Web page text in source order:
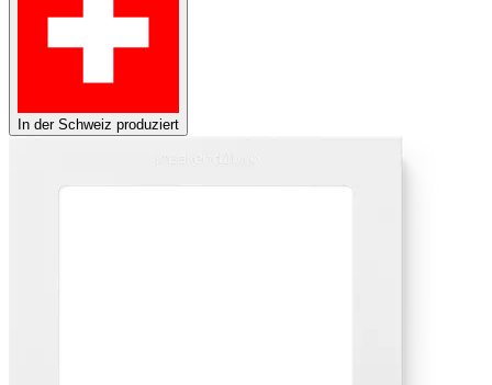
In der Schweiz produziert